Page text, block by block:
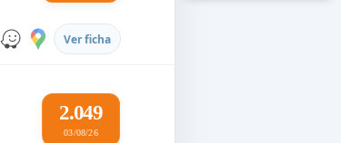
Ver ficha
2.049
03/08/26